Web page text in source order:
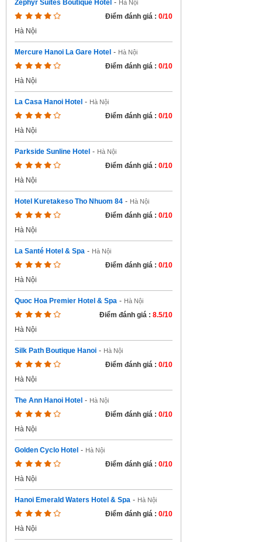
Zephyr Suites Boutique Hotel - Hà Nội
Điểm đánh giá : 0/10
Hà Nội
Mercure Hanoi La Gare Hotel - Hà Nội
Điểm đánh giá : 0/10
Hà Nội
La Casa Hanoi Hotel - Hà Nội
Điểm đánh giá : 0/10
Hà Nội
Parkside Sunline Hotel - Hà Nội
Điểm đánh giá : 0/10
Hà Nội
Hotel Kuretakeso Tho Nhuom 84 - Hà Nội
Điểm đánh giá : 0/10
Hà Nội
La Santé Hotel & Spa - Hà Nội
Điểm đánh giá : 0/10
Hà Nội
Quoc Hoa Premier Hotel & Spa - Hà Nội
Điểm đánh giá : 8.5/10
Hà Nội
Silk Path Boutique Hanoi - Hà Nội
Điểm đánh giá : 0/10
Hà Nội
The Ann Hanoi Hotel - Hà Nội
Điểm đánh giá : 0/10
Hà Nội
Golden Cyclo Hotel - Hà Nội
Điểm đánh giá : 0/10
Hà Nội
Hanoi Emerald Waters Hotel & Spa - Hà Nội
Điểm đánh giá : 0/10
Hà Nội